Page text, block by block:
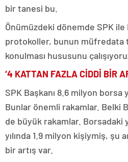
bir tanesi bu.
Önümüzdeki dönemde SPK ile
protokoller, bunun müfredata
konulması hususunu
‘4 KATTAN FAZLA CİDDİ BİR
SPK Başkanı 8.6 milyon borsa
Bunlar önemli rakamlar. Belki
de büyük rakamlar. Borsadaki
yılında 1.9 milyon kişiymiş, şu
bir artış var.